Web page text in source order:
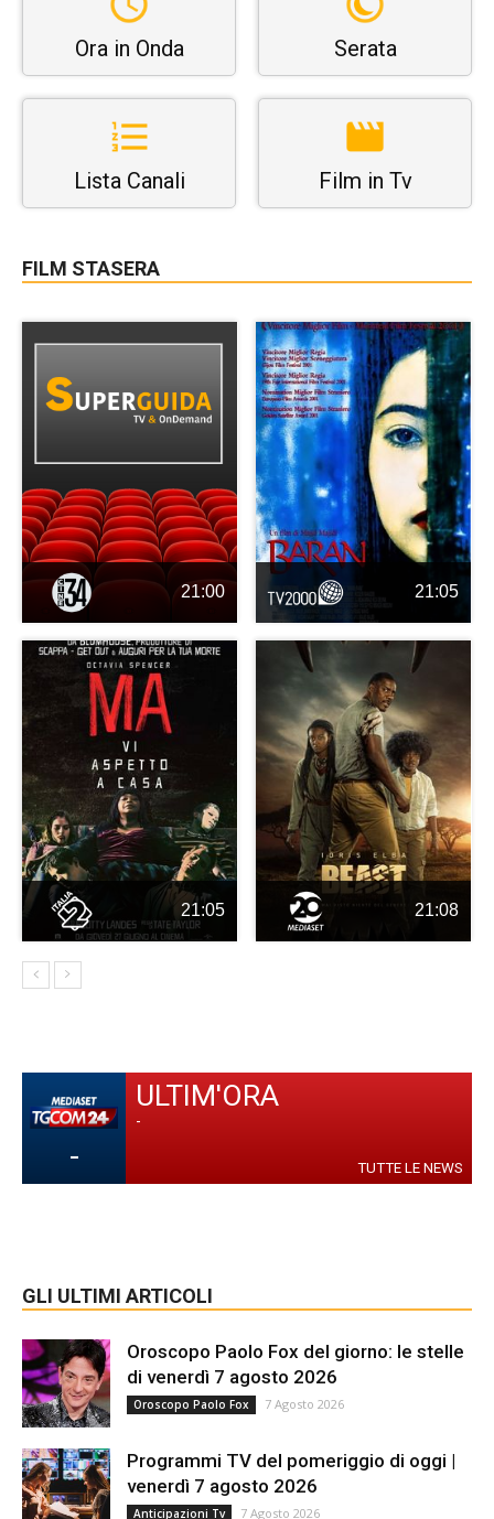
Ora in Onda Serata
Lista Canali Film in Tv
FILM STASERA
21:00 21:05
21:05 21:08
-
ULTIM'ORA
-
TUTTE LE NEWS
GLI ULTIMI ARTICOLI
Oroscopo Paolo Fox del giorno: le stelle
di venerdì 7 agosto 2026
Oroscopo Paolo Fox 7 Agosto 2026
Programmi TV del pomeriggio di oggi |
venerdì 7 agosto 2026
Anticipazioni Tv 7 Agosto 2026